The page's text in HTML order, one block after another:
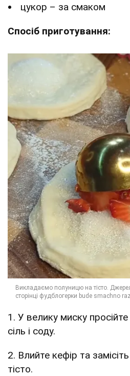
цукор – за смаком
Спосіб приготування:
1. У велику миску
сіль і соду.
2. Влийте кефір та
тісто.